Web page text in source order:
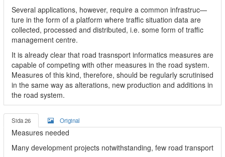
Several applications, however, require a common infrastruc—
ture in the form of a platform where traffic situation data are
collected, processed and distributed, i.e. some form of traffic
management centre.
It is already clear that road trasnsport informatics measures are
capable of competing with other measures in the road system.
Measures of this kind, therefore, should be regularly scrutinised
in the same way as alterations, new production and additions in
the road system.
Sida 26 Original
Measures needed
Many development projects notwithstanding, few road transport